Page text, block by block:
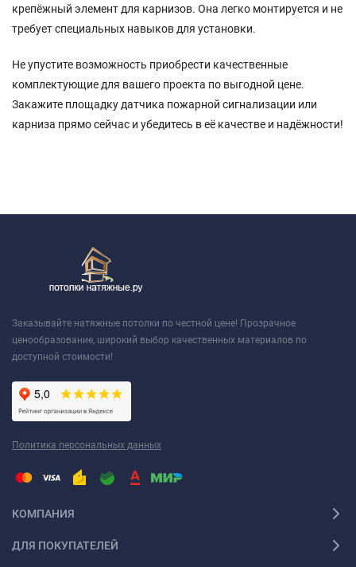
крепёжный элемент для карнизов. Она легко монтируется и не
требует специальных навыков для установки.
Не упустите возможность приобрести качественные
комплектующие для вашего проекта по выгодной цене.
Закажите площадку датчика пожарной сигнализации или
карниза прямо сейчас и убедитесь в её качестве и надёжности!
Заказывайте натяжные потолки по честной цене! Прозрачное
ценообразование, широкий выбор качественных материалов по
доступной стоимости!
Политика персональных данных
КОМПАНИЯ
ДЛЯ ПОКУПАТЕЛЕЙ